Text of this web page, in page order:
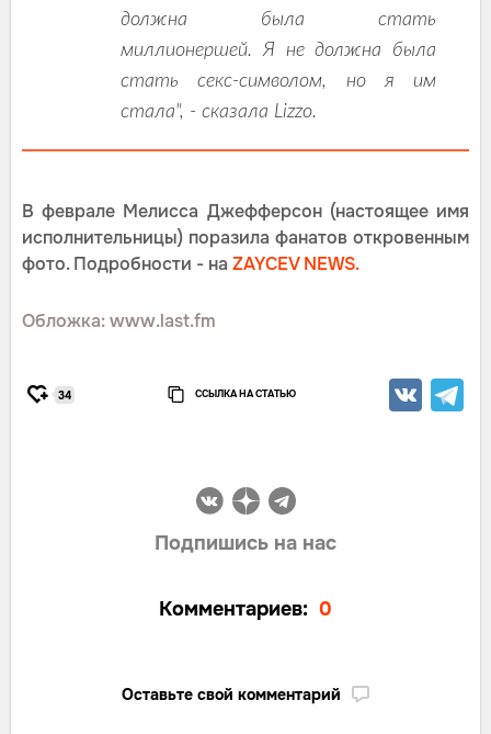
должна была стать
миллионершей. Я не должна была
стать секс-символом, но я им
стала", - сказала Lizzo.
В феврале Мелисса Джефферсон (настоящее имя
исполнительницы) поразила фанатов откровенным
фото. Подробности - на ZAYCEV NEWS.
Обложка: www.last.fm
34 ССЫЛКА НА СТАТЬЮ
Подпишись на нас
Комментариев: 0
Оставьте свой комментарий